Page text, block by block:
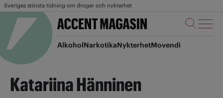
Sveriges största tidning om droger och nykterhet
AlkoholNarkotikaNykterhetMovendi
Katariina Hänninen